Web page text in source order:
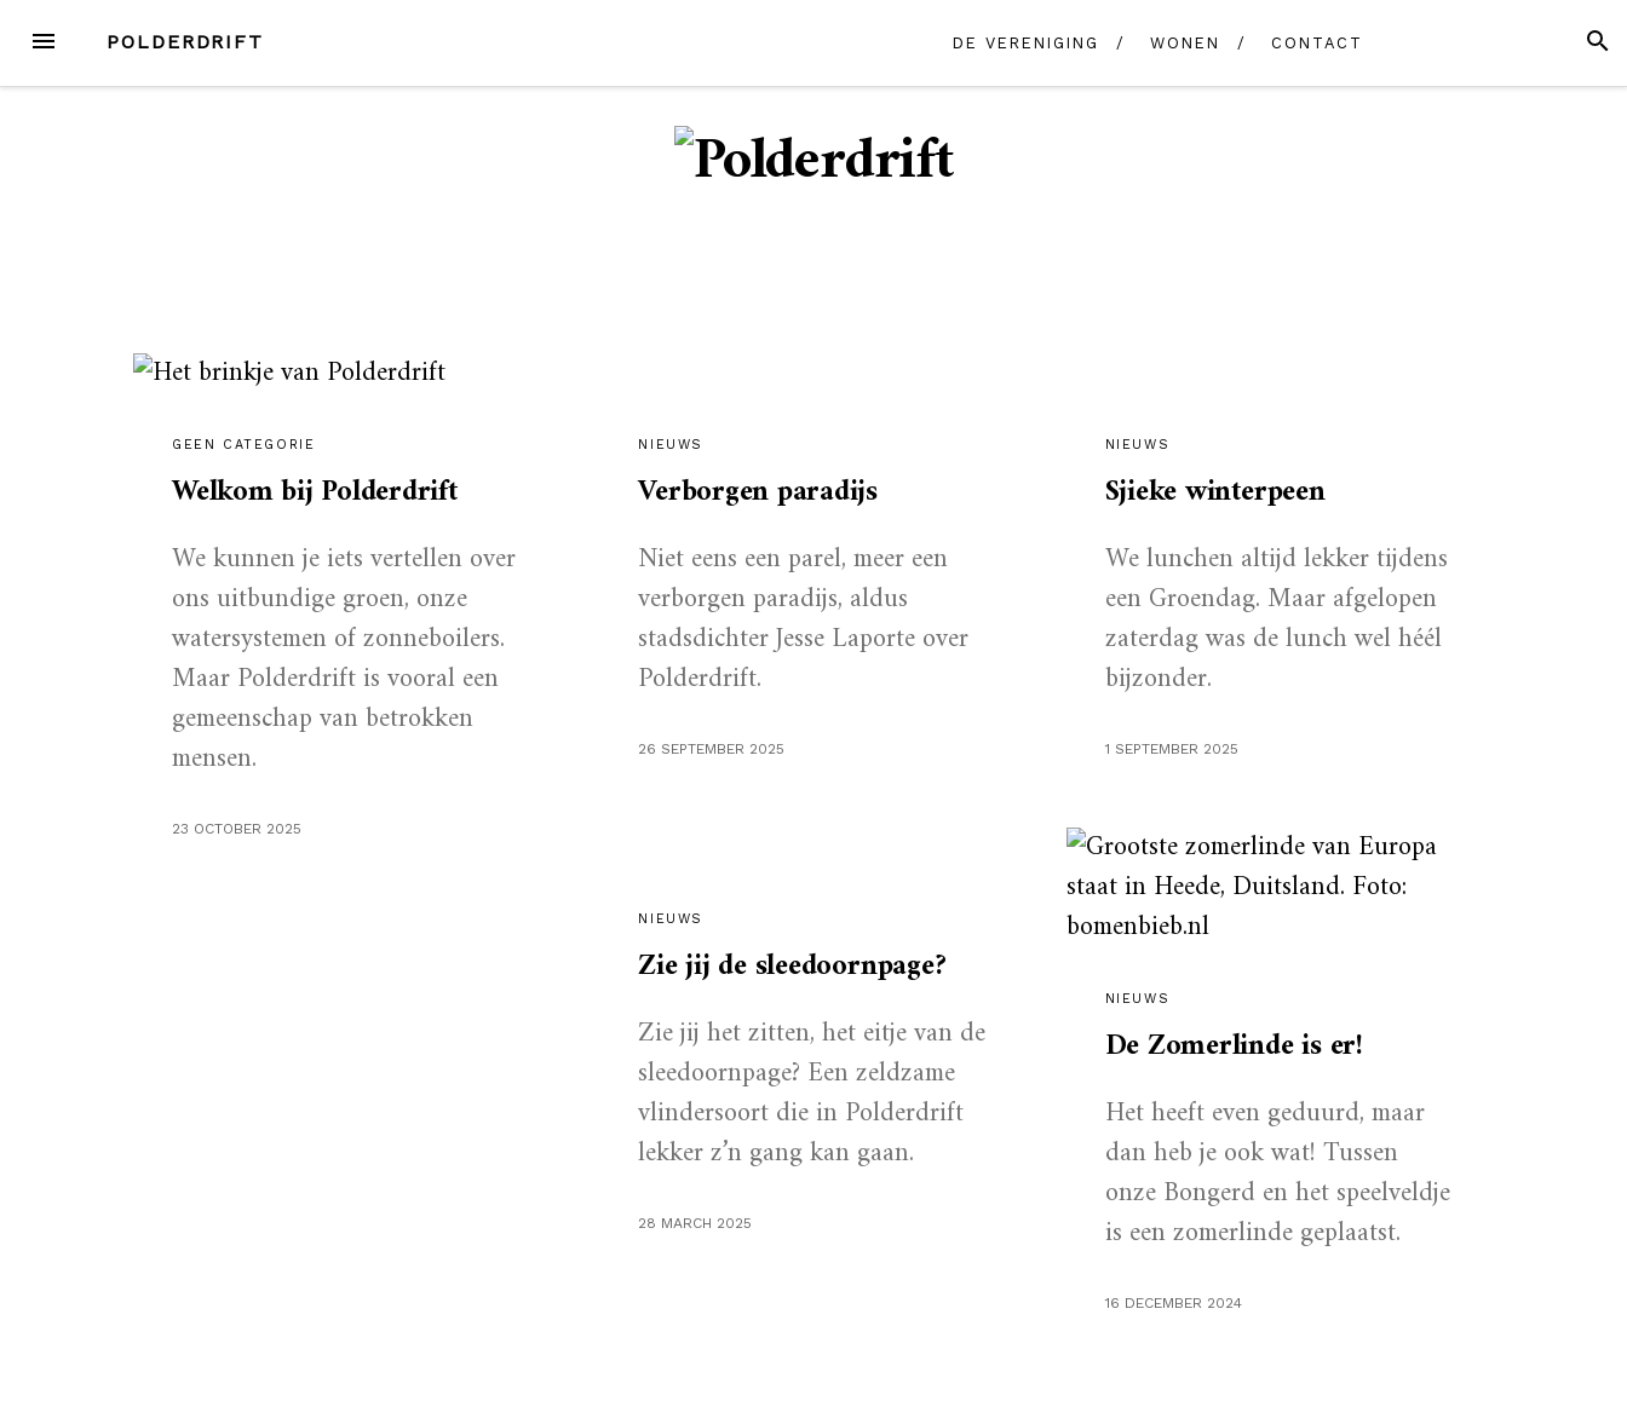
content
MENU POLDERDRIFT
CONTACT
DE VERENIGING WONEN CONTACT
GEEN CATEGORIE
Welkom bij Polderdrift
We kunnen je iets vertellen over
ons uitbundige groen, onze
watersystemen of zonneboilers.
Maar Polderdrift is vooral een
gemeenschap van betrokken
mensen.
23 OCTOBER 2025
NIEUWS
Verborgen paradijs
Niet eens een parel, meer een
verborgen paradijs, aldus
stadsdichter Jesse Laporte over
Polderdrift.
26 SEPTEMBER 2025
NIEUWS
Sjieke winterpeen
We lunchen altijd lekker tijdens
een Groendag. Maar afgelopen
zaterdag was de lunch wel héél
bijzonder.
1 SEPTEMBER 2025
NIEUWS
Zie jij de sleedoornpage?
Zie jij het zitten, het eitje van de
sleedoornpage? Een zeldzame
vlindersoort die in Polderdrift
lekker z’n gang kan gaan.
28 MARCH 2025
NIEUWS
De Zomerlinde is er!
Het heeft even geduurd, maar
dan heb je ook wat! Tussen
onze Bongerd en het speelveldje
is een zomerlinde geplaatst.
16 DECEMBER 2024